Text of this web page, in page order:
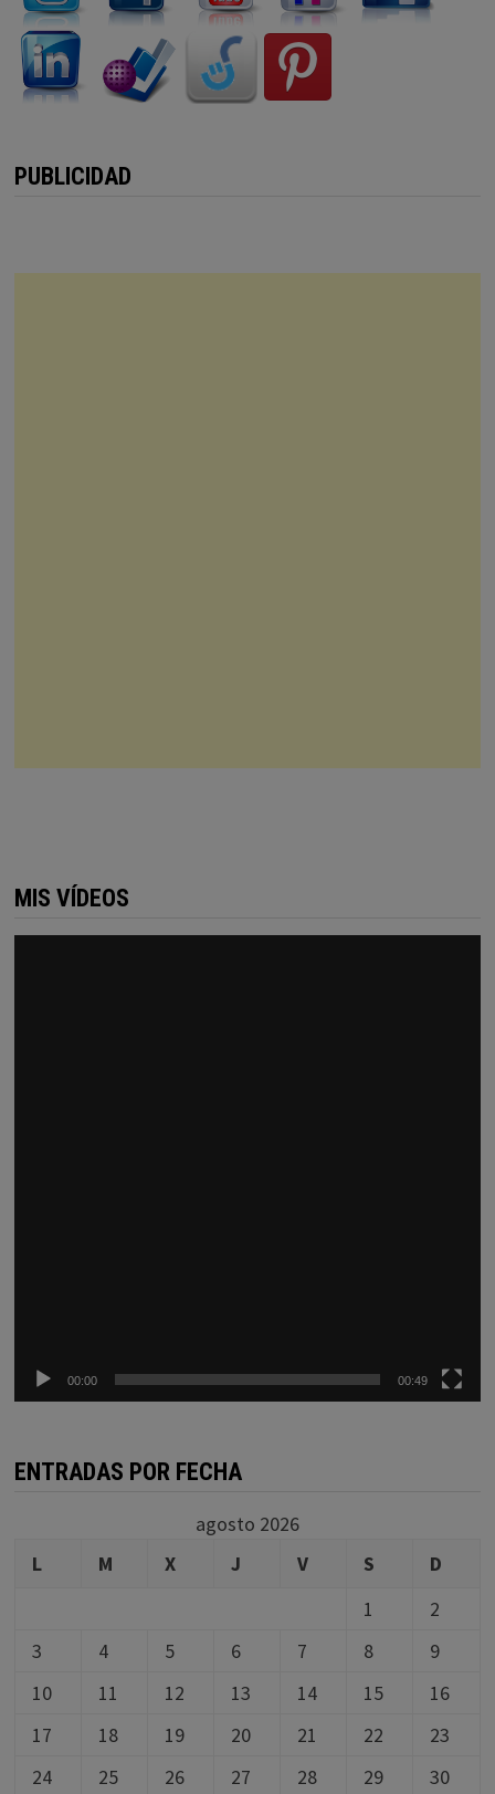
PUBLICIDAD
MIS VÍDEOS
00:00 00:49
ENTRADAS POR FECHA
agosto 2026
L
M X J V S
D
1
2
3
4 5 6 7 8
9
10
11 12 13 14 15
16
17
18 19 20 21 22
23
24
25 26 27 28 29
30